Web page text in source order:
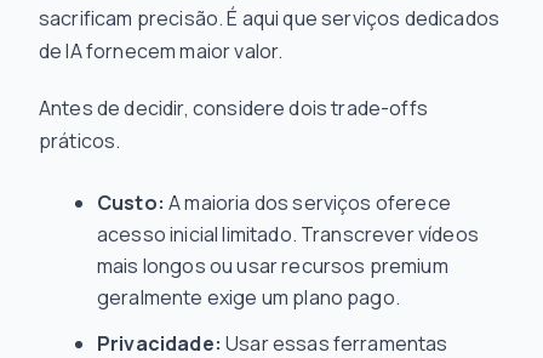
sacrificam precisão. É aqui que serviços dedicados
de IA fornecem maior valor.
Antes de decidir, considere dois trade-offs
práticos.
Custo: A maioria dos serviços oferece
acesso inicial limitado. Transcrever vídeos
mais longos ou usar recursos premium
geralmente exige um plano pago.
Privacidade: Usar essas ferramentas